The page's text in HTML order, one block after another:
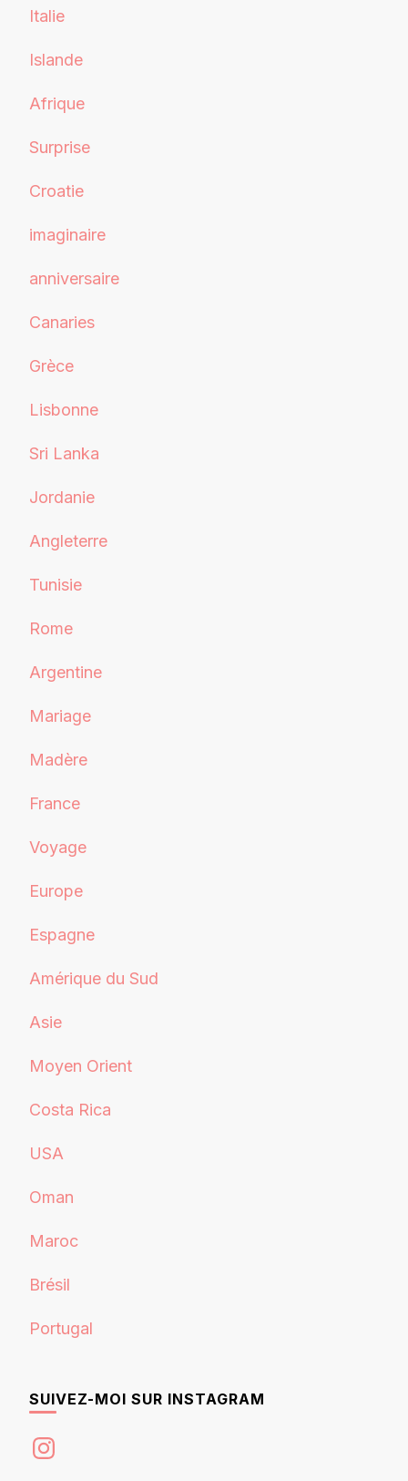
Italie
Islande
Afrique
Surprise
Croatie
imaginaire
anniversaire
Canaries
Grèce
Lisbonne
Sri Lanka
Jordanie
Angleterre
Tunisie
Rome
Argentine
Mariage
Madère
France
Voyage
Europe
Espagne
Amérique du Sud
Asie
Moyen Orient
Costa Rica
USA
Oman
Maroc
Brésil
Portugal
SUIVEZ-MOI SUR INSTAGRAM
Instagram